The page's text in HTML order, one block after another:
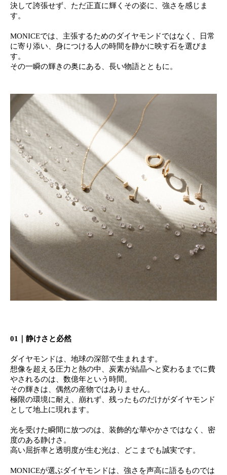
決して誇張せず、ただ正直に輝くその姿に、強さを感じま
す。
MONICEでは、主張するためのダイヤモンドではなく、
日常
に寄り添い、身につける人の時間を静かに映す石を選びま
す。
その一瞬の輝きの奥にある、長い物語とともに。
01｜静けさと必然
ダイヤモンドは、地球の深部で生まれます。
想像を超える圧力と熱の中、炭素が結晶へと変わるまでに費
やされるのは、数億年という時間。
その輝きは、偶然の産物ではありません。
極限の環境に耐え、崩れず、残ったものだけがダイヤモンド
として地上に現れます。
光を受けた瞬間に放つのは、装飾的な華やかさではなく、密
度のある静けさ。
高い屈折率と透明度が生む光は、
どこまでも誠実です。
MONICEが選ぶダイヤモンドは、 強さを声高に語るものでは